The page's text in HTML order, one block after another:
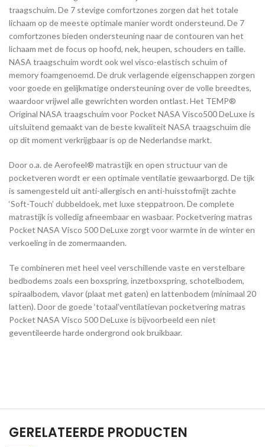
traagschuim. De 7 stevige comfortzones zorgen dat het totale
lichaam op de meeste optimale manier wordt ondersteund. De 7
comfortzones bieden ondersteuning naar de contouren van het
lichaam met de focus op hoofd, nek, heupen, schouders en taille.
NASA traagschuim wordt ook wel visco-elastisch schuim of
memory foamgenoemd. De druk verlagende eigenschappen zorgen
voor goede en gelijkmatige ondersteuning over de volle breedtes,
waardoor vrijwel alle gewrichten worden ontlast. Het TEMP®
Original NASA traagschuim voor Pocket NASA Visco500 DeLuxe is
uitsluitend gemaakt van de beste kwaliteit NASA traagschuim die
op dit moment verkrijgbaar is op de Nederlandse markt.
Door o.a. de Aerofeel® matrastijk en open structuur van de
pocketveren wordt er een optimale ventilatie gewaarborgd. De tijk
is samengesteld uit anti-allergisch en anti-huisstofmijt zachte
‘Soft-Touch’ dubbeldoek, met luxe steppatroon. De complete
matrastijk is volledig afneembaar en wasbaar. Pocketvering matras
Pocket NASA Visco 500 DeLuxe zorgt voor warmte in de winter en
verkoeling in de zomermaanden.
Te combineren met heel veel verschillende vaste en verstelbare
bedbodems zoals een boxspring, inzetboxspring, schotelbodem,
spiraalbodem, vlavor (plaat met gaten) en lattenbodem (minimaal 20
latten). Door de goede ‘totaal’ventilatievan pocketvering matras
Pocket NASA Visco 500 DeLuxe is bijvoorbeeld een niet
geventileerde harde ondergrond ook bruikbaar.
GERELATEERDE PRODUCTEN